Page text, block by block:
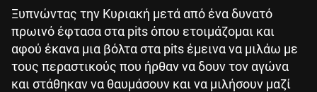
Ξυπνώντας την Κυριακή μετά από ένα δυνατό
πρωινό έφτασα στα pits όπου ετοιμάζομαι και
αφού έκανα μια βόλτα στα pits έμεινα να μιλάω με
τους περαστικούς που ήρθαν να δουν τον αγώνα
και στάθηκαν να θαυμάσουν και να μιλήσουν μαζί